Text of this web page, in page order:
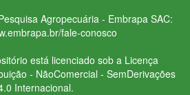
Agropecuária - Embrapa SAC:
fale-conosco
está licenciado sob a Licença
- NãoComercial - SemDerivações
Internacional.